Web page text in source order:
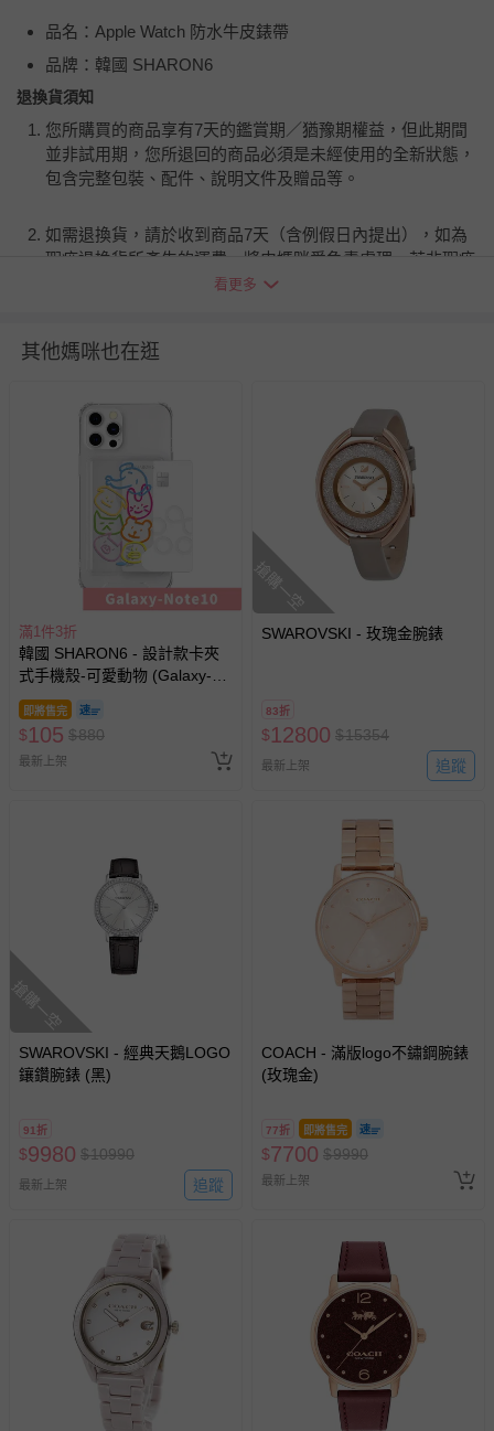
品名：Apple Watch 防水牛皮錶帶
品牌：韓國 SHARON6
退換貨須知
您所購買的商品享有7天的鑑賞期／猶豫期權益，但此期間
並非試用期，您所退回的商品必須是未經使用的全新狀態，
包含完整包裝、配件、說明文件及贈品等。
如需退換貨，請於收到商品7天（含例假日內提出），如為
瑕疵退換貨所產生的運費，將由媽咪愛負責處理，若非瑕疵
退貨，您可至『查詢訂單』>『已出貨』中查詢該筆訂單，
與服務，謝謝。
針對滿件折/滿額贈…等活動，如因部份退貨，而該訂單保
留商品未達活動門檻，將以原價計算，活動贈品亦需一併退
部分商品依據消費者保護法的規定，不適用七天鑑賞期/猶
豫期範圍：
易於腐敗、保存期限較短或解約時即將逾期（例如生鮮
商品、食品等）。
客製化商品（例如客製生日書、姓名貼等）。
報紙、期刊或雜誌（惟書籍如經拆封、使用，則酌收整
新費用）。
經消費者拆封之影音商品或電腦軟體（例如 DVD、CD
等）。
非以有形媒介提供之數位內容或一經提供即為完成之線
-個人衛生用品（例如尿布、貼身衣物、泳裝、襪子、地
墊、寢具類等）。
-新生兒親膚衣物（嬰幼兒包巾與背巾、包屁衣、學習
褲、紗布衣等）。
-接觸性孕哺產品（奶嘴、奶瓶、擠乳器、哺乳衣、托腹
-其他原廠盒裝商品封口處已貼上「不可拆封」，或具警
示字句等說明貼紙、封條者。
國際航空、客運、訂房等服務。
相關的退換貨辦理流程，可詳見： 退換貨 & 退款問題
運送服務：目前提供的運送僅限台灣本島。如您位於離島地
區，可能會無法配送，或須依據商品需加收離島運費。廠商
亦保留出貨與否的權利。離島、偏遠地區、樓層親送等加價
費用，可能會另需加收。
商品實際的配達日期，可於訂單個人資料內的查詢訂單內，
已出貨通知之訊息為主。
如您收到商品，請依正常流程檢查是否完好，若商品遇瑕疵
情形，您可申請更換新品或退貨，請見：退貨的辦理流程
看更多
其他媽咪也在逛
滿1件3折
韓國 SHARON6 - 設計款卡夾
式手機殼-可愛動物 (Galaxy-
Note10)
即將售完
$105 $880
最新上架
搶購一空
SWAROVSKI - 玫瑰金腕錶
83折
$12800 $15354
最新上架 追蹤
搶購一空
SWAROVSKI - 經典天鵝LOGO
鑲鑽腕錶 (黑)
91折
$9980 $10990
最新上架 追蹤
COACH - 滿版logo不鏽鋼腕錶
(玫瑰金)
77折 即將售完
$7700 $9990
最新上架